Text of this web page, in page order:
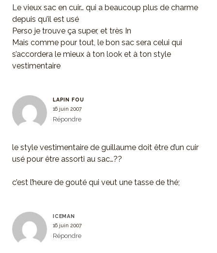
Le vieux sac en cuir… qui a beaucoup plus de charme
depuis qu’il est usé
Perso je trouve ça super, et très In
Mais comme pour tout, le bon sac sera celui qui
s’accordera le mieux à ton look et à ton style
vestimentaire
LAPIN FOU
16 juin 2007
Répondre
le style vestimentaire de guillaume doit être d’un cuir
usé pour être assorti au sac…??
c’est l’heure de gouté qui veut une tasse de thé;
ICEMAN
16 juin 2007
Répondre